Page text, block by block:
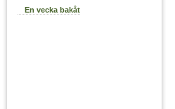
En vecka bakåt